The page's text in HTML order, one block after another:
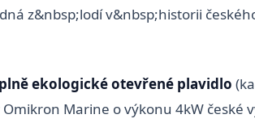
z&nbsp;lodí v&nbsp;historii
plně ekologické otevřené plavidlo
Marine o výkonu 4kW české